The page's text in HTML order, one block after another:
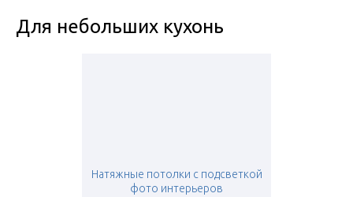
Для небольших кухонь
Натяжные потолки с подсветкой
фото интерьеров